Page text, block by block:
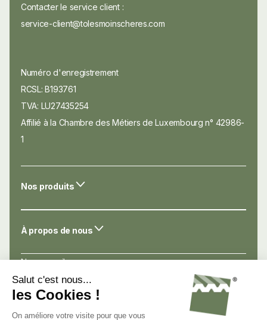
Contacter le service client :
service-client@tolesmoinscheres.com
Numéro d'enregistrement
RCSL: B193761
TVA: LU27435254
Affilié à la Chambre des Métiers de Luxembourg n° 42986-
1
À propos de nous
Nos conseils
Nos atouts
Avis de nos clients
Nous connaître
Nos produits